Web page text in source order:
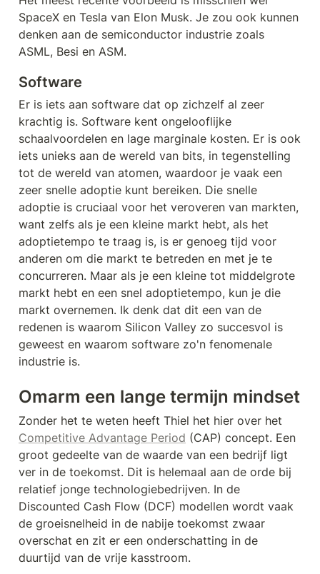
SpaceX en Tesla van Elon Musk. Je zou ook kunnen
denken aan de semiconductor industrie zoals
ASML, Besi en ASM.
Software
Er is iets aan software dat op zichzelf al zeer
krachtig is. Software kent ongelooflijke
schaalvoordelen en lage marginale kosten. Er is ook
iets unieks aan de wereld van bits, in tegenstelling
tot de wereld van atomen, waardoor je vaak een
zeer snelle adoptie kunt bereiken. Die snelle
adoptie is cruciaal voor het veroveren van markten,
want zelfs als je een kleine markt hebt, als het
adoptietempo te traag is, is er genoeg tijd voor
anderen om die markt te betreden en met je te
concurreren. Maar als je een kleine tot middelgrote
markt hebt en een snel adoptietempo, kun je die
markt overnemen. Ik denk dat dit een van de
redenen is waarom Silicon Valley zo succesvol is
geweest en waarom software zo'n fenomenale
industrie is.
Omarm een lange termijn mindset
Competitive Advantage Period (CAP) concept. Een
groot gedeelte van de waarde van een bedrijf ligt
ver in de toekomst. Dit is helemaal aan de orde bij
relatief jonge technologiebedrijven. In de
Discounted Cash Flow (DCF) modellen wordt vaak
de groeisnelheid in de nabije toekomst zwaar
overschat en zit er een onderschatting in de
duurtijd van de vrije kasstroom.